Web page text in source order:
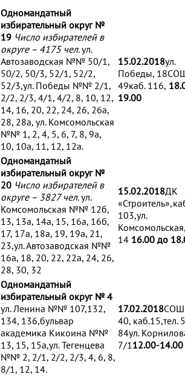
Одномандатный
избирательный округ №
19 Число избирателей в
округе – 4175 чел.ул.
Автозаводская №№ 50/1,
50/2, 50/3, 52/1, 52/2,
52/3,ул. Победы №№ 2/1,
2/2, 2/3, 4/1, 4/2, 8, 10, 12,
14, 16, 20, 22, 24, 26, 26а,
28, 28а, ул. Комсомольская
№№ 1, 2, 4, 5, 6, 7, 8, 9а,
10, 10а, 11, 12, 12а.
15.02.2018ул.
Победы,
49каб. 116,
19.00
Одномандатный
избирательный округ №
20 Число избирателей в
округе – 3827 чел.ул.
Комсомольская №№ 12б,
13, 13а, 14а, 15, 16а, 16б,
17, 17а, 18а, 19, 19а, 21,
23,ул. Автозаводская №№
16а, 18, 20, 22, 22а, 24, 26,
28, 30, 32
15.02.2018ДК
103,ул.
Комсомольская,
14 16.00 до
Одномандатный
избирательный округ № 4
ул. Ленина №№ 107,132,
134, 136,бульвар
академика Кикоина №№
13, 15, 15а,ул. Тегенцева
№№ 2, 2/1, 2/2, 2/3, 4, 6, 8,
8/1, 12, 14.
17.02.2018
40, каб.15,тел.
84ул.
7/112.00-14.00